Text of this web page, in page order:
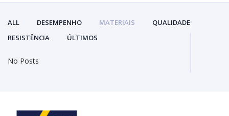
ALL DESEMPENHO MATERIAIS
QUALIDADE
RESISTÊNCIA
ÚLTIMOS
No Posts